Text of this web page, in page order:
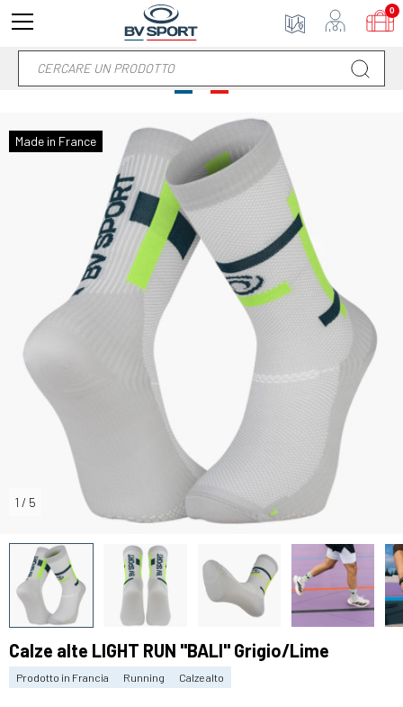
Made in France
1 / 5
Calze alte LIGHT RUN "BALI" Grigio/Lime
Prodotto in Francia Running Calze alto
0